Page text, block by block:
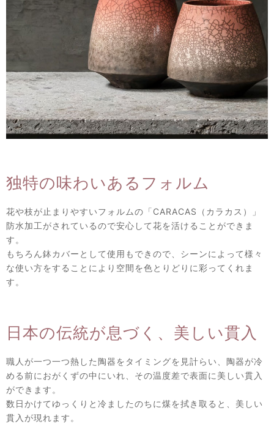
独特の味わいあるフォルム
花や枝が止まりやすいフォルムの「CARACAS（カラカス）」
防水加工がされているので安心して花を活けることができま
す。
もちろん鉢カバーとして使用もできので、シーンによって様々
な使い方をすることにより空間を色とりどりに彩ってくれま
す。
日本の伝統が息づく、美しい貫入
職人が一つ一つ熱した陶器をタイミングを見計らい、陶器が冷
める前におがくずの中にいれ、その温度差で表面に美しい貫入
ができます。
数日かけてゆっくりと冷ましたのちに煤を拭き取ると、美しい
貫入が現れます。